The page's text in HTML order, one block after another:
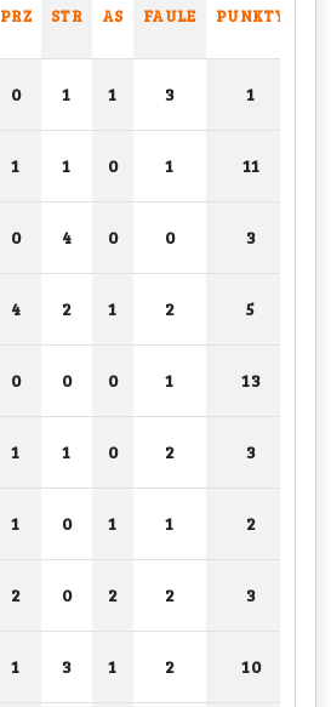
PRZ STR AS FAULE PUNKTY
0 1 1 3 1
1 1 0 1 11
0 4 0 0 3
4 2 1 2 5
0 0 0 1 13
1 1 0 2 3
1 0 1 1 2
2 0 2 2 3
1 3 1 2 10